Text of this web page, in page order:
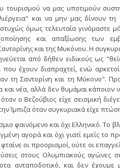
τουρισμού να μας υποτιμούν
και να μην μας δίνουν τη
όμως τελευταία γινόμαστε
και απαξίωσης των
και της Μυκόνου. Η
από δήθεν ειδικούς ως
που έχουν διαπραχτεί, ενώ
τη Σαντορίνη και τη Μύκονο".
νέα, αλλά δεν θυμάμαι κάποιον
ο Βεζούβιος είχε σεισμική
Ίμπιζα όταν συγκυριακά είχε
φαινόμενο και όχι Ελληνικό. Το
αγορά και όχι γιατί εμείς το
οι προορισμοί, ούτε οι
στους Ολυμπιακούς αγώνες
ανταποδοτικό, και δεν έχουμε